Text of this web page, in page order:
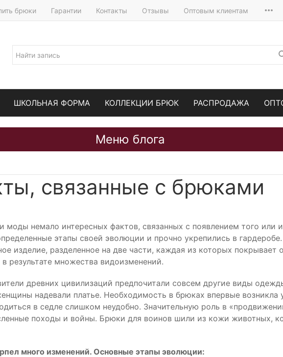
брюки Гарантии Контакты Отзывы Оптовым клиентам
ШКОЛЬНАЯ ФОРМА КОЛЛЕКЦИИ БРЮК РАСПРОДАЖА
связанные с брюками
моды немало интересных фактов, связанных с появлением того
этапы своей эволюции и прочно укрепились в
изделие, разделенное на две части, каждая из которых покрывает
в результате множества видоизменений.
древних цивилизаций предпочитали совсем другие виды
надевали платье. Необходимость в брюках впервые возникла
в седле слишком неудобно. Значительную роль в
походы и войны. Брюки для воинов шили из кожи животных,
много изменений. Основные этапы эволюции:
Меню блога